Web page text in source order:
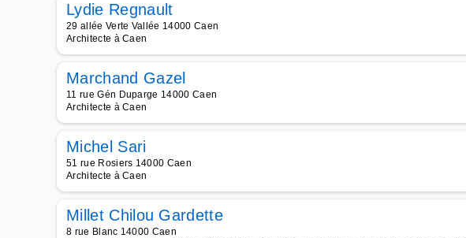
Lydie Regnault
29 allée Verte Vallée 14000 Caen
Architecte à Caen
Marchand Gazel
11 rue Gén Duparge 14000 Caen
Architecte à Caen
Michel Sari
51 rue Rosiers 14000 Caen
Architecte à Caen
Millet Chilou Gardette
8 rue Blanc 14000 Caen